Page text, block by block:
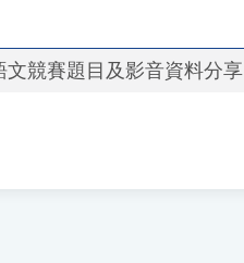
文競賽題目及影音資料分享